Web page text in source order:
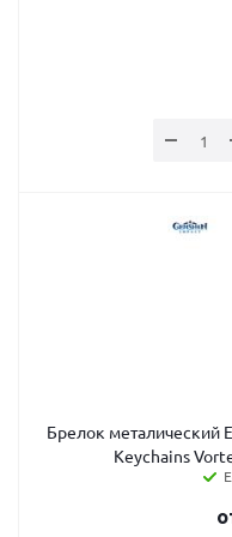
Брелок металический
Keychains